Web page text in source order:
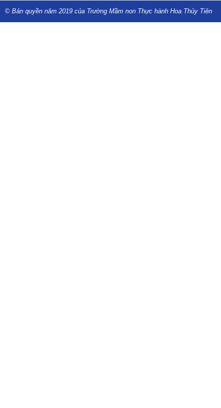
© Bản quyền năm 2019 của Trường Mầm non Thực hành Hoa Thủy Tiên